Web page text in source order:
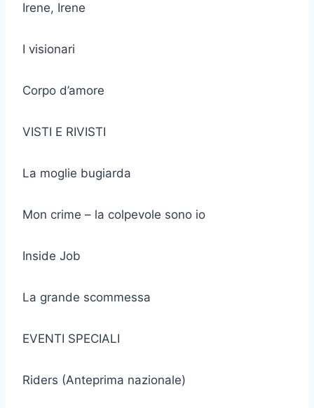
Irene, Irene
I visionari
Corpo d’amore
VISTI E RIVISTI
La moglie bugiarda
Mon crime – la colpevole sono io
Inside Job
La grande scommessa
EVENTI SPECIALI
Riders (Anteprima nazionale)